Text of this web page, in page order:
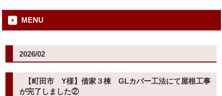
MENU
2026/02
【町田市 Y様】借家３棟 GLカバー工法にて屋根工事
が完了しました②